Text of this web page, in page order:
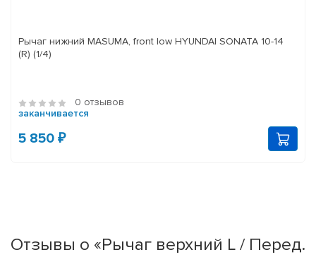
Рычаг нижний MASUMA, front low HYUNDAI SONATA 10-14
(R) (1/4)
0 отзывов
заканчивается
5 850 ₽
Отзывы о «Рычаг верхний L / Перед.